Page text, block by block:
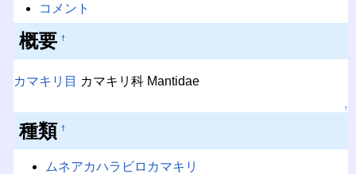
コメント
概要 †
カマキリ目 カマキリ科 Mantidae
↑
種類 †
ムネアカハラビロカマキリ